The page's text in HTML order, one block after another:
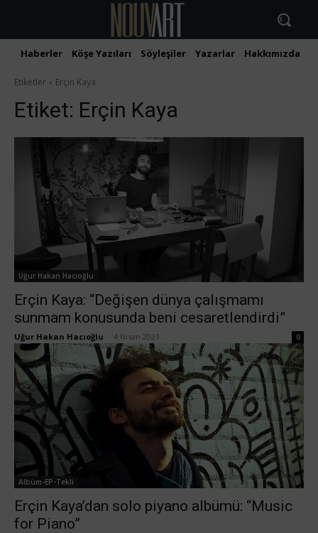
Haberler Köşe Yazıları Söyleşiler Yazarlar Hakkımızda
Etiketler Erçin Kaya
Etiket: Erçin Kaya
Uğur Hakan Hacıoğlu
Erçin Kaya: “Değişen dünya çalışmamı
sunmam konusunda beni cesaretlendirdi”
Uğur Hakan Hacıoğlu 4 Nisan 2021 0
Albüm-EP-Tekli
Erçin Kaya’dan solo piyano albümü: “Music
for Piano”